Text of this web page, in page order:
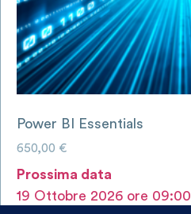
Power BI Essentials
650,00 €
Prossima data
19 Ottobre 2026 ore 09:00